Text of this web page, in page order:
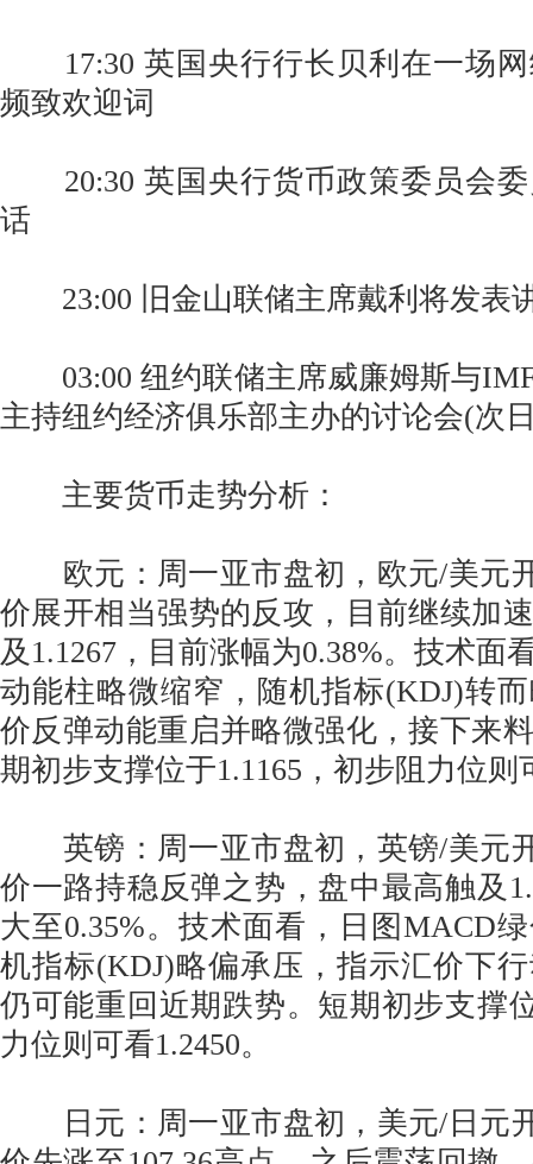
17:30 英国央行行长贝利在一场网
频致欢迎词
20:30 英国央行货币政策委员会委
话
23:00 旧金山联储主席戴利将发表
03:00 纽约联储主席威廉姆斯与
主持纽约经济俱乐部主办的讨论会(次
主要货币走势分析：
欧元：周一亚市盘初，欧元/美元开
价展开相当强势的反攻，目前继续加
及1.1267，目前涨幅为0.38%。技术面
动能柱略微缩窄，随机指标(KDJ)转
价反弹动能重启并略微强化，接下来
期初步支撑位于1.1165，初步阻力位则
英镑：周一亚市盘初，英镑/美元开
价一路持稳反弹之势，盘中最高触及
大至0.35%。技术面看，日图MACD
机指标(KDJ)略偏承压，指示汇价下
仍可能重回近期跌势。短期初步支撑
力位则可看1.2450。
日元：周一亚市盘初，美元/日元开